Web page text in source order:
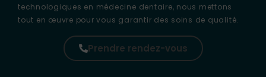
technologiques en médecine dentaire, nous mettons
tout en œuvre pour vous garantir des soins de qualité.
Prendre rendez-vous